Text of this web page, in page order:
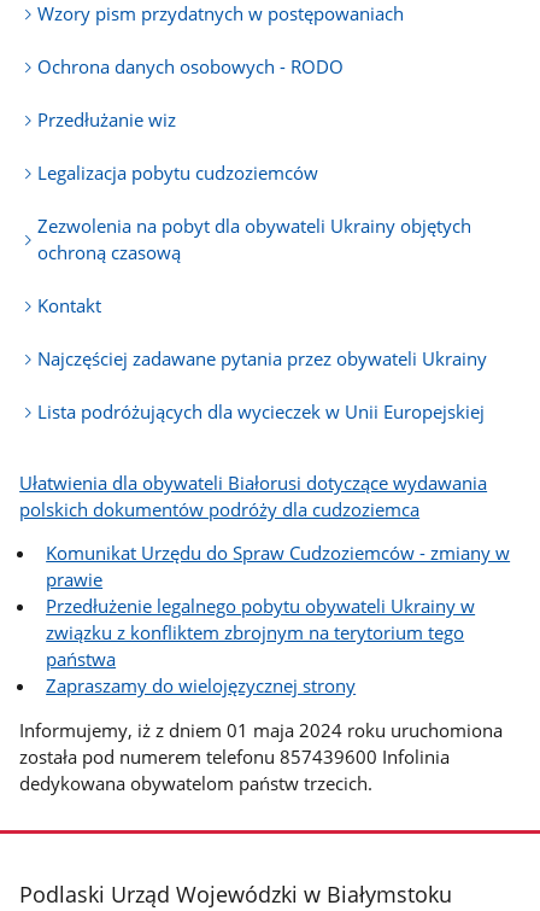
Wzory pism przydatnych w postępowaniach
Ochrona danych osobowych - RODO
Przedłużanie wiz
Legalizacja pobytu cudzoziemców
Zezwolenia na pobyt dla obywateli Ukrainy objętych
ochroną czasową
Kontakt
Najczęściej zadawane pytania przez obywateli Ukrainy
Lista podróżujących dla wycieczek w Unii Europejskiej
Ułatwienia dla obywateli Białorusi dotyczące wydawania
polskich dokumentów podróży dla cudzoziemca
Komunikat Urzędu do Spraw Cudzoziemców - zmiany w
prawie
Przedłużenie legalnego pobytu obywateli Ukrainy w
związku z konfliktem zbrojnym na terytorium tego
państwa
Zapraszamy do wielojęzycznej strony
Informujemy, iż z dniem 01 maja 2024 roku uruchomiona
została pod numerem telefonu 857439600 Infolinia
dedykowana obywatelom państw trzecich.
stopka
Podlaski Urząd Wojewódzki w Białymstoku